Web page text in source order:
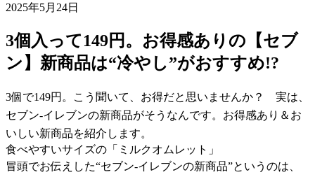
2025年5月24日
3個入って149円。お得感ありの【セブ
ン】新商品は“冷やし”がおすすめ!?
3個で149円。こう聞いて、お得だと思いませんか？ 実は、
セブン-イレブンの新商品がそうなんです。お得感あり＆お
いしい新商品を紹介します。
食べやすいサイズの「ミルクオムレット」
冒頭でお伝えした“セブン-イレブンの新商品”というのは、